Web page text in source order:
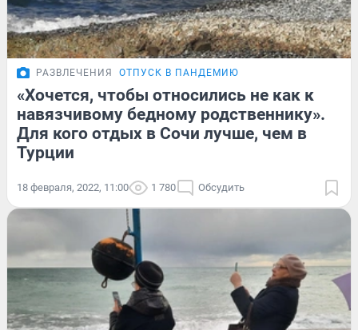
РАЗВЛЕЧЕНИЯ ОТПУСК В ПАНДЕМИЮ
«Хочется, чтобы относились не как к
навязчивому бедному родственнику».
Для кого отдых в Сочи лучше, чем в
Турции
18 февраля, 2022, 11:00 1 780 Обсудить